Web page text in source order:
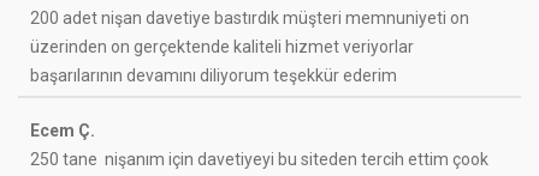
200 adet nişan davetiye bastırdık müşteri memnuniyeti on
üzerinden on gerçektende kaliteli hizmet veriyorlar
başarılarının devamını diliyorum teşekkür ederim
Ecem Ç.
250 tane nişanım için davetiyeyi bu siteden tercih ettim çook